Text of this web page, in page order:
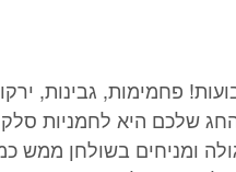
פחמימות, גבינות,
שלכם היא לחמניות סלק
ומניחים בשולחן ממש